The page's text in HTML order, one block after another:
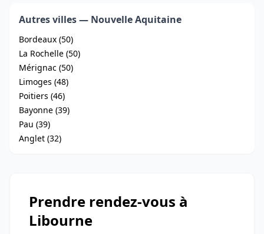
Autres villes — Nouvelle Aquitaine
Bordeaux (50)
La Rochelle (50)
Mérignac (50)
Limoges (48)
Poitiers (46)
Bayonne (39)
Pau (39)
Anglet (32)
Prendre rendez-vous à
Libourne